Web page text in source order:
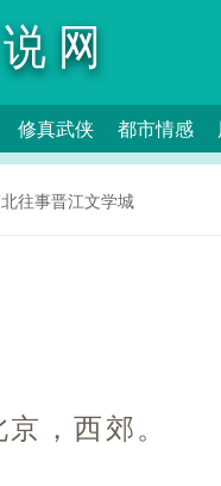
网
修真武侠 都市情感
往事晋江文学城
，西郊。